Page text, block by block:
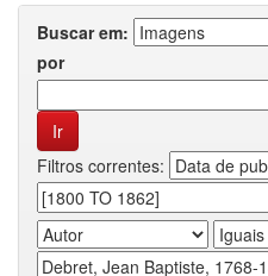
Buscar em:
por
Filtros correntes: